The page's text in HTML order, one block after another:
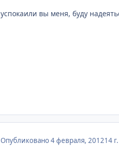
успокаили вы меня, буду
Опубликовано4 февраля, 201214 г.